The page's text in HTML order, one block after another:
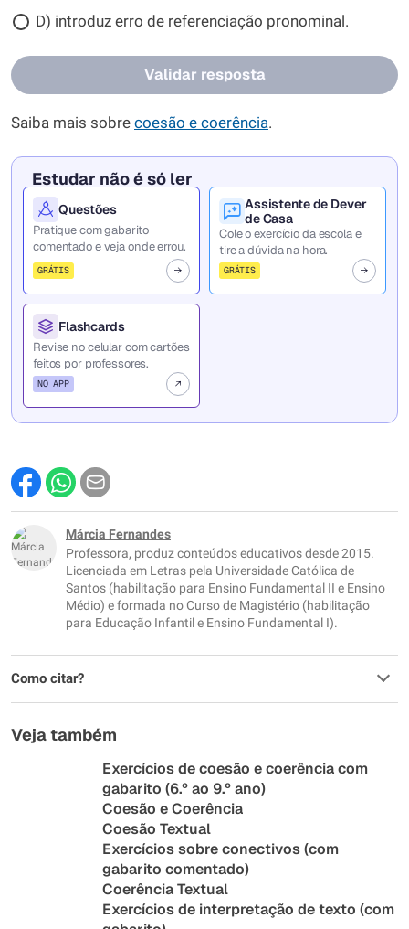
D) introduz erro de referenciação pronominal.
Validar resposta
Saiba mais sobre coesão e coerência.
Estudar não é só ler
Questões
Pratique com gabarito
comentado e veja onde errou.
GRÁTIS
Assistente de Dever
de Casa
Cole o exercício da escola e
tire a dúvida na hora.
GRÁTIS
Flashcards
Revise no celular com cartões
feitos por professores.
NO APP
Márcia Fernandes
Professora, produz conteúdos educativos desde 2015.
Licenciada em Letras pela Universidade Católica de
Santos (habilitação para Ensino Fundamental II e Ensino
Médio) e formada no Curso de Magistério (habilitação
para Educação Infantil e Ensino Fundamental I).
Como citar?
Veja também
Exercícios de coesão e coerência com
gabarito (6.º ao 9.º ano)
Coesão e Coerência
Coesão Textual
Exercícios sobre conectivos (com
gabarito comentado)
Coerência Textual
Exercícios de interpretação de texto (com